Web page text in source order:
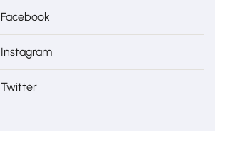
Facebook
Instagram
Twitter